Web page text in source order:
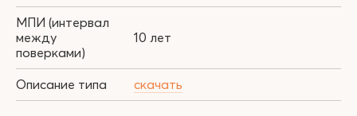
МПИ (интервал
между
поверками)
10 лет
Описание типа скачать